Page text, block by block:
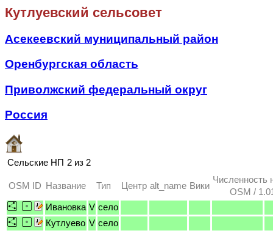
Кутлуевский сельсовет
Асекеевский муниципальный район
Оренбургская область
Приволжский федеральный округ
Россия
Сельские НП 2 из 2
OSM ID Название Тип Центр alt_name Вики
Численность
OSM /
Ивановка V село
Кутлуево V село